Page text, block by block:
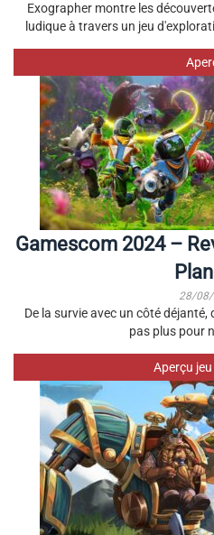
Exographer montre les
ludique à travers un jeu
Gamescom 2024 –
28/
De la survie avec un côté déjanté,
pas plus pour
Aperçu